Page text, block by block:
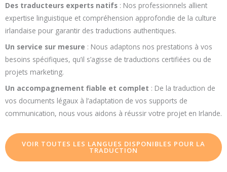
Des traducteurs experts natifs : Nos professionnels allient
expertise linguistique et compréhension approfondie de la culture
irlandaise pour garantir des traductions authentiques.
Un service sur mesure : Nous adaptons nos prestations à vos
besoins spécifiques, qu’il s’agisse de traductions certifiées ou de
projets marketing.
Un accompagnement fiable et complet : De la traduction de
vos documents légaux à l’adaptation de vos supports de
communication, nous vous aidons à réussir votre projet en Irlande.
VOIR TOUTES LES LANGUES DISPONIBLES POUR LA
TRADUCTION